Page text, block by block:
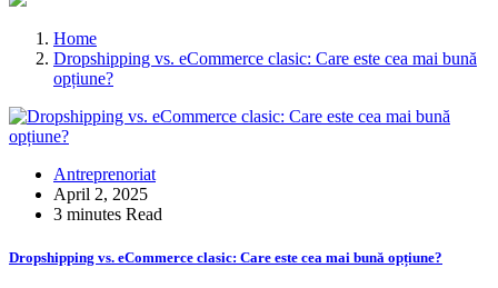
Home
Dropshipping vs. eCommerce clasic: Care este cea mai bună
opțiune?
Antreprenoriat
April 2, 2025
3 minutes Read
Dropshipping vs. eCommerce clasic: Care este cea mai bună opțiune?